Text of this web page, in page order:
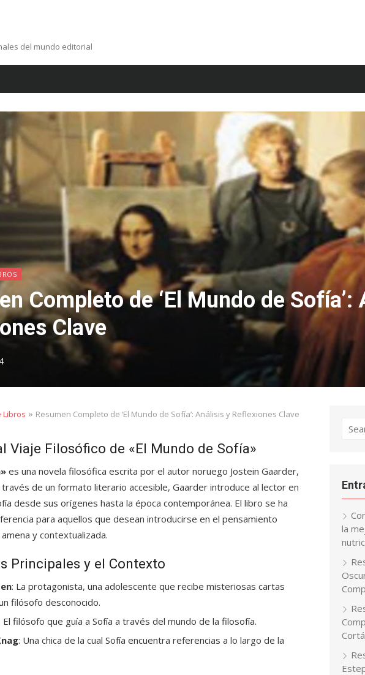
del mundo editorial
Completo de ‘El Mundo de Sofía’:
Clave
Libros » Resumen Completo de ‘El Mundo de Sofía’: Análisis y Reflexiones Clave
Viaje Filosófico de «El Mundo de Sofía»
es una novela filosófica escrita por el autor noruego Jostein Gaarder,
través de un formato literario accesible, Gaarder introduce al lector en
desde sus orígenes hasta la época contemporánea. El libro se ha
para aquellos que desean introducirse en el pensamiento
y contextualizada.
Principales y el Contexto
: La protagonista, una adolescente que recibe misteriosas cartas
filósofo desconocido.
El filósofo que guía a Sofía a través del mundo de la filosofía.
: Una chica de la cual Sofía encuentra referencias a lo largo de la
la